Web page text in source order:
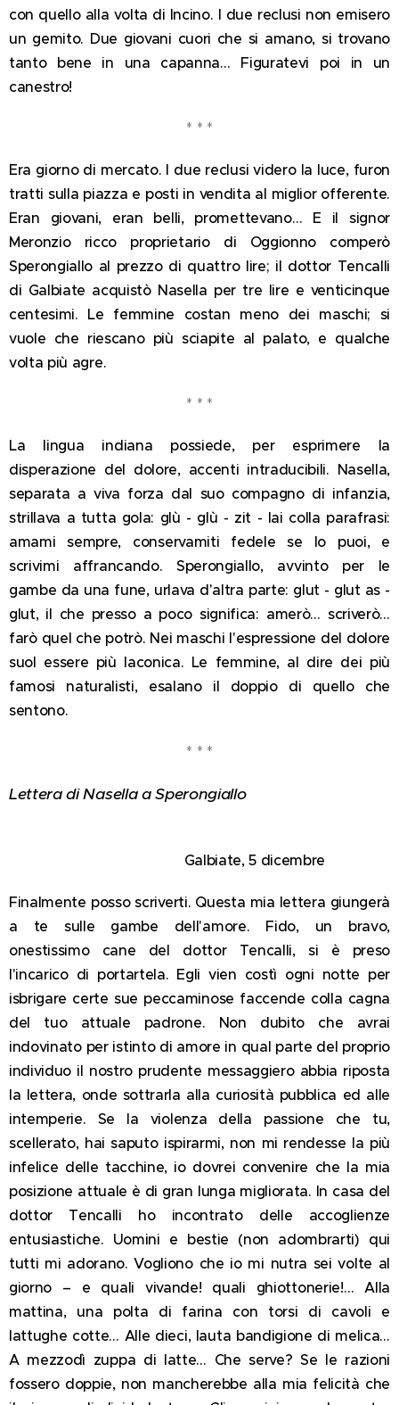
con quello alla volta di Incino. I due reclusi non emisero
un gemito. Due giovani cuori che si amano, si trovano
tanto bene in una capanna… Figuratevi poi in un
canestro!
* * *
Era giorno di mercato. I due reclusi videro la luce, furon
tratti sulla piazza e posti in vendita al miglior offerente.
Eran giovani, eran belli, promettevano… E il signor
Meronzio ricco proprietario di Oggionno comperò
Sperongiallo al prezzo di quattro lire; il dottor Tencalli
di Galbiate acquistò Nasella per tre lire e venticinque
centesimi. Le femmine costan meno dei maschi; si
vuole che riescano più sciapite al palato, e qualche
volta più agre.
* * *
La lingua indiana possiede, per esprimere la
disperazione del dolore, accenti intraducibili. Nasella,
separata a viva forza dal suo compagno di infanzia,
strillava a tutta gola: glù - glù - zit - lai colla parafrasi:
amami sempre, conservamiti fedele se lo puoi, e
scrivimi affrancando. Sperongiallo, avvinto per le
gambe da una fune, urlava d'altra parte: glut - glut as -
glut, il che presso a poco significa: amerò… scriverò…
farò quel che potrò. Nei maschi l'espressione del dolore
suol essere più laconica. Le femmine, al dire dei più
famosi naturalisti, esalano il doppio di quello che
sentono.
* * *
Lettera di Nasella a Sperongiallo
Galbiate, 5 dicembre
Finalmente posso scriverti. Questa mia lettera giungerà
a te sulle gambe dell'amore. Fido, un bravo,
onestissimo cane del dottor Tencalli, si è preso
l'incarico di portartela. Egli vien costì ogni notte per
isbrigare certe sue peccaminose faccende colla cagna
del tuo attuale padrone. Non dubito che avrai
indovinato per istinto di amore in qual parte del proprio
individuo il nostro prudente messaggiero abbia riposta
la lettera, onde sottrarla alla curiosità pubblica ed alle
intemperie. Se la violenza della passione che tu,
scellerato, hai saputo ispirarmi, non mi rendesse la più
infelice delle tacchine, io dovrei convenire che la mia
posizione attuale è di gran lunga migliorata. In casa del
dottor Tencalli ho incontrato delle accoglienze
entusiastiche. Uomini e bestie (non adombrarti) qui
tutti mi adorano. Vogliono che io mi nutra sei volte al
giorno – e quali vivande! quali ghiottonerie!… Alla
mattina, una polta di farina con torsi di cavoli e
lattughe cotte… Alle dieci, lauta bandigione di melica…
A mezzodì zuppa di latte… Che serve? Se le razioni
fossero doppie, non mancherebbe alla mia felicità che